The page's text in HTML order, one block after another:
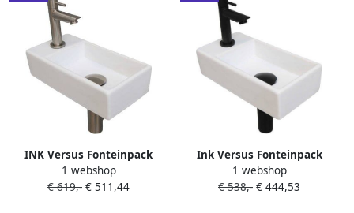
INK Versus Fonteinpack
Porselein l s fonte raan
designsifon afvoerplug incl
1 webshop
€ 619,- € 511,44
Ink Versus Fonteinpack
Porselein l s fonte raan
designsifon afvoerplug incl
1 webshop
€ 538,- € 444,53